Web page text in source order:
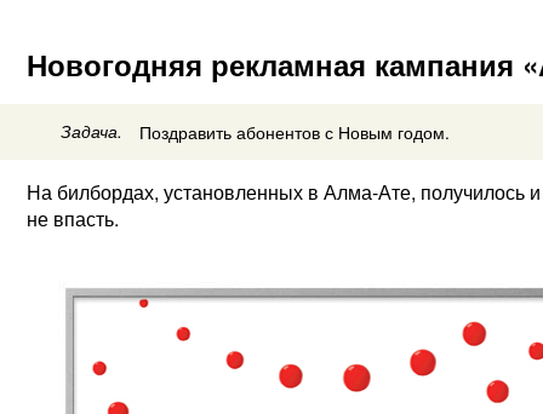
Новогодняя рекламная кампания
Задача. Поздравить абонентов с Новым годом.
На билбордах, установленных в Алма-Ате, получилось
не впасть.